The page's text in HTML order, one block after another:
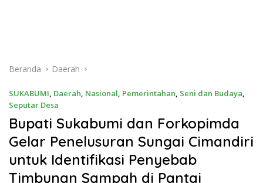
Beranda Daerah
SUKABUMI, Daerah, Nasional, Pemerintahan, Seni dan Budaya,
Seputar Desa
Bupati Sukabumi dan Forkopimda
Gelar Penelusuran Sungai Cimandiri
untuk Identifikasi Penyebab
Timbunan Sampah di Pantai